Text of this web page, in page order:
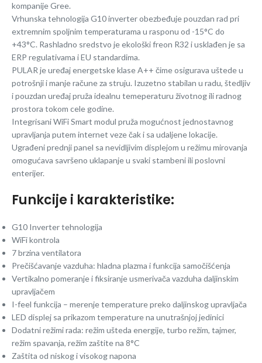
kompanije Gree.
Vrhunska tehnologija G10 inverter obezbeđuje pouzdan rad pri
extremnim spoljnim temperaturama u rasponu od -15°C do
+43°C. Rashladno sredstvo je ekološki freon R32 i usklađen je sa
ERP regulativama i EU standardima.
PULAR je uređaj energetske klase A++ čime osigurava uštede u
potrošnji i manje račune za struju. Izuzetno stabilan u radu, štedljiv
i pouzdan uređaj pruža idealnu temeperaturu životnog ili radnog
prostora tokom cele godine.
Integrisani WiFi Smart modul pruža mogućnost jednostavnog
upravljanja putem internet veze čak i sa udaljene lokacije.
Ugrađeni prednji panel sa nevidljivim displejom u režimu mirovanja
omogućava savršeno uklapanje u svaki stambeni ili poslovni
enterijer.
Funkcije i karakteristike:
G10 Inverter tehnologija
WiFi kontrola
7 brzina ventilatora
Prečišćavanje vazduha: hladna plazma i funkcija samočišćenja
Vertikalno pomeranje i fiksiranje usmerivača vazduha daljinskim
upravljačem
I-feel funkcija – merenje temperature preko daljinskog upravljača
LED displej sa prikazom temperature na unutrašnjoj jedinici
Dodatni režimi rada: režim ušteda energije, turbo režim, tajmer,
režim spavanja, režim zaštite na 8°C
Zaštita od niskog i visokog napona